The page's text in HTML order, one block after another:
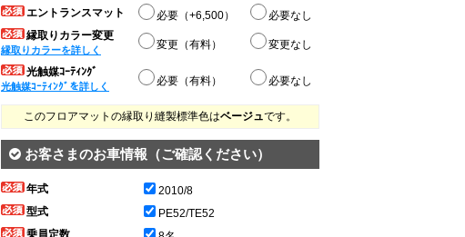
エントランスマット 必要（+6,500）
必要なし
縁取りカラー変更
縁取りカラーを詳しく 変更（有料） 変更なし
光触媒ｺｰﾃｨﾝｸﾞ
光触媒ｺｰﾃｨﾝｸﾞを詳しく 必要（有料） 必要なし
このフロアマットの縁取り縫製標準色はベージュです。
お客さまのお車情報（ご確認ください）
年式
2010/8
型式
PE52/TE52
乗員定数